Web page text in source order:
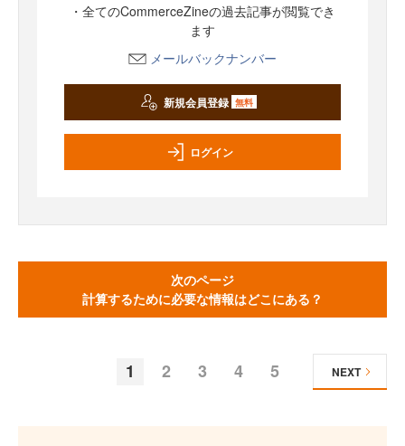
・全てのCommerceZineの過去記事が閲覧でき
ます
メールバックナンバー
新規会員登録 無料
ログイン
次のページ
計算するために必要な情報はどこにある？
1 2 3 4 5 NEXT